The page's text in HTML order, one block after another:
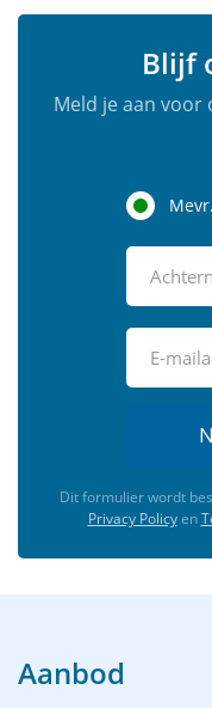
Blijf
Meld je aan voor
Mevr.
Dit formulier wordt
Privacy Policyen
Aanbod